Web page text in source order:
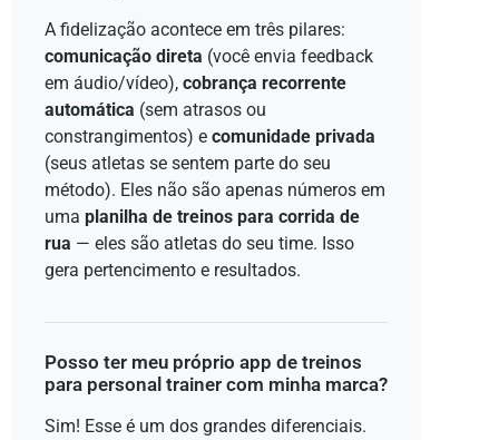
A fidelização acontece em três pilares:
comunicação direta (você envia feedback
em áudio/vídeo), cobrança recorrente
automática (sem atrasos ou
constrangimentos) e comunidade privada
(seus atletas se sentem parte do seu
método). Eles não são apenas números em
uma planilha de treinos para corrida de
rua — eles são atletas do seu time. Isso
gera pertencimento e resultados.
Posso ter meu próprio app de treinos
para personal trainer com minha marca?
Sim! Esse é um dos grandes diferenciais.